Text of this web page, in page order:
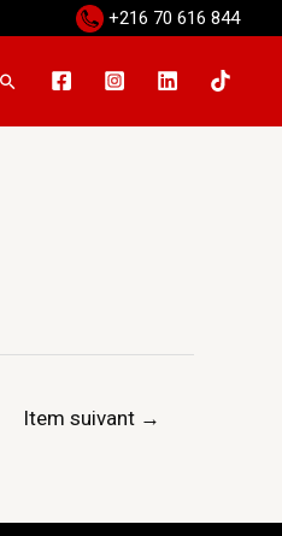
+216 70 616 844
Item suivant →